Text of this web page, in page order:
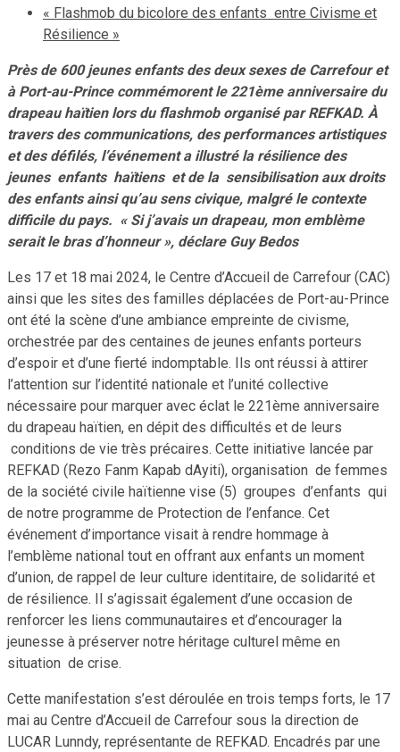
« Flashmob du bicolore des enfants entre Civisme et
Résilience »
Près de 600 jeunes enfants des deux sexes de Carrefour et
à Port-au-Prince commémorent le 221ème anniversaire du
drapeau haïtien lors du flashmob organisé par REFKAD. À
travers des communications, des performances artistiques
et des défilés, l’événement a illustré la résilience des
jeunes enfants haïtiens et de la sensibilisation aux droits
des enfants ainsi qu’au sens civique, malgré le contexte
difficile du pays. « Si j’avais un drapeau, mon emblème
serait le bras d’honneur », déclare Guy Bedos
Les 17 et 18 mai 2024, le Centre d’Accueil de Carrefour (CAC)
ainsi que les sites des familles déplacées de Port-au-Prince
ont été la scène d’une ambiance empreinte de civisme,
orchestrée par des centaines de jeunes enfants porteurs
d’espoir et d’une fierté indomptable. Ils ont réussi à attirer
l’attention sur l’identité nationale et l’unité collective
nécessaire pour marquer avec éclat le 221ème anniversaire
du drapeau haïtien, en dépit des difficultés et de leurs
conditions de vie très précaires. Cette initiative lancée par
REFKAD (Rezo Fanm Kapab dAyiti), organisation de femmes
de la société civile haïtienne vise (5) groupes d’enfants qui
de notre programme de Protection de l’enfance. Cet
événement d’importance visait à rendre hommage à
l’emblème national tout en offrant aux enfants un moment
d’union, de rappel de leur culture identitaire, de solidarité et
de résilience. Il s’agissait également d’une occasion de
renforcer les liens communautaires et d’encourager la
jeunesse à préserver notre héritage culturel même en
situation de crise.
Cette manifestation s’est déroulée en trois temps forts, le 17
mai au Centre d’Accueil de Carrefour sous la direction de
LUCAR Lunndy, représentante de REFKAD. Encadrés par une